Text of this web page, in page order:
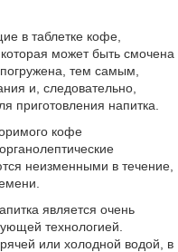
в таблетке кофе,
может быть смочена
тем самым,
и, следовательно,
приготовления напитка.
кофе
неизменными в течение,
является очень
технологией.
или холодной водой, в